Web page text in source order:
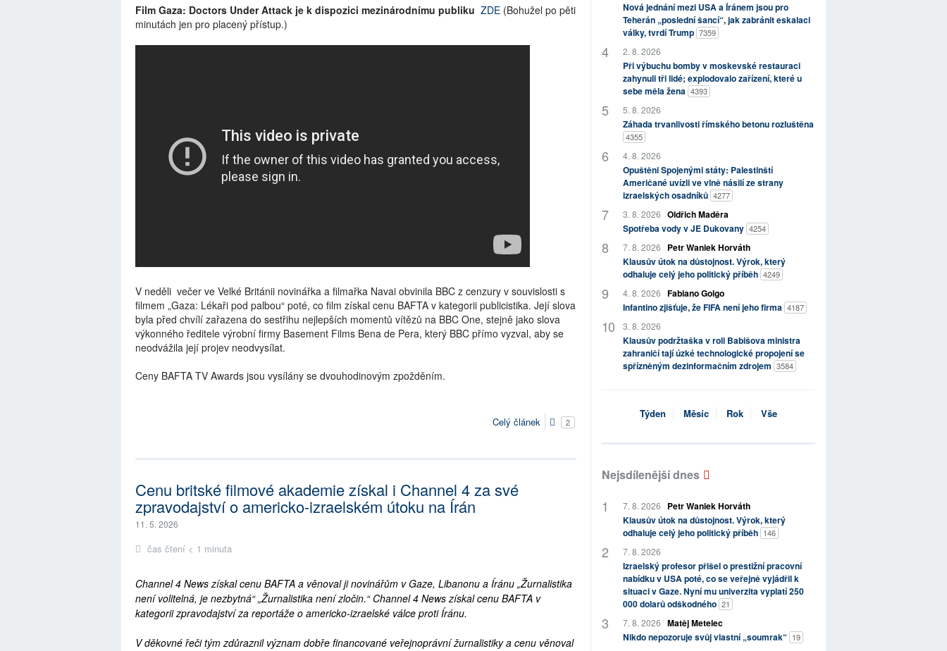
Film Gaza: Doctors Under Attack je k dispozici mezinárodnímu publiku ZDE (Bohužel po pěti
minutách jen pro placený přístup.)
V neděli večer ve Velké Británii novinářka a filmařka Navai obvinila BBC z cenzury v souvislosti s
filmem „Gaza: Lékaři pod palbou“ poté, co film získal cenu BAFTA v kategorii publicistika. Její slova
byla před chvílí zařazena do sestřihu nejlepších momentů vítězů na BBC One, stejně jako slova
výkonného ředitele výrobní firmy Basement Films Bena de Pera, který BBC přímo vyzval, aby se
neodvážila její projev neodvysílat.
Ceny BAFTA TV Awards jsou vysílány se dvouhodinovým zpožděním.
Celý článek 2
Cenu britské filmové akademie získal i Channel 4 za své
zpravodajství o americko-izraelském útoku na Írán
11. 5. 2026
čas čtení < 1 minuta
Channel 4 News získal cenu BAFTA a věnoval ji novinářům v Gaze, Libanonu a Íránu „Žurnalistika
není volitelná, je nezbytná“ „Žurnalistika není zločin.“ Channel 4 News získal cenu BAFTA v
kategorii zpravodajství za reportáže o americko-izraelské válce proti Íránu.
V děkovné řeči tým zdůraznil význam dobře financované veřejnoprávní žurnalistiky a cenu věnoval
Nová jednání mezi USA a Íránem jsou pro
Teherán „poslední šancí“, jak zabránit eskalaci
války, tvrdí Trump 7359
2. 8. 2026
Při výbuchu bomby v moskevské restauraci
zahynuli tři lidé; explodovalo zařízení, které u
sebe měla žena 4393
5. 8. 2026
Záhada trvanlivosti římského betonu rozluštěna
4355
4. 8. 2026
Opuštěni Spojenými státy: Palestinští
Američané uvízli ve vlně násilí ze strany
izraelských osadníků 4277
3. 8. 2026 Oldřich Maděra
Spotřeba vody v JE Dukovany 4254
7. 8. 2026
Petr Waniek Horváth
Klausův útok na důstojnost. Výrok, který
odhaluje celý jeho politický příběh 4249
4. 8. 2026 Fabiano Golgo
Infantino zjišťuje, že FIFA není jeho firma 4187
3. 8. 2026
Klausův podržtaška v roli Babišova ministra
zahraničí tají úzké technologické propojení se
spřízněným dezinformačním zdrojem 3584
Týden Měsíc Rok Vše
Nejsdílenější dnes
7. 8. 2026
Petr Waniek Horváth
Klausův útok na důstojnost. Výrok, který
odhaluje celý jeho politický příběh 146
7. 8. 2026
Izraelský profesor přišel o prestižní pracovní
nabídku v USA poté, co se veřejně vyjádřil k
situaci v Gaze. Nyní mu univerzita vyplatí 250
000 dolarů odškodného 21
7. 8. 2026 Matěj Metelec
Nikdo nepozoruje svůj vlastní „soumrak“ 19